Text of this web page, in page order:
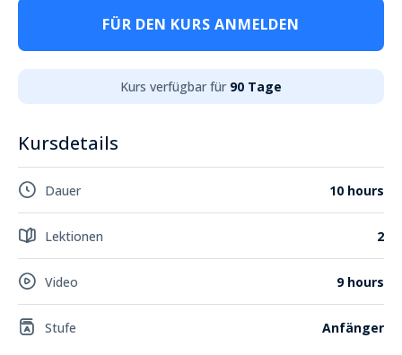
FÜR DEN KURS ANMELDEN
Kurs verfügbar für 90 Tage
Kursdetails
Dauer 10 hours
Lektionen 2
Video 9 hours
Stufe Anfänger